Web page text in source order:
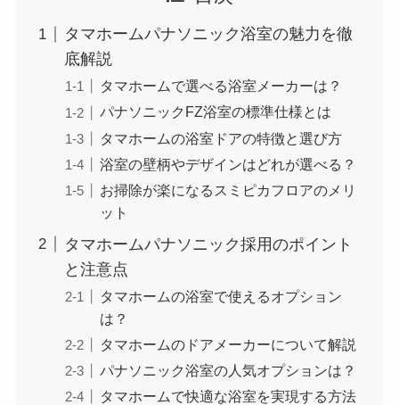
タマホームパナソニック浴室の魅力を徹
底解説
タマホームで選べる浴室メーカーは？
パナソニックFZ浴室の標準仕様とは
タマホームの浴室ドアの特徴と選び方
浴室の壁柄やデザインはどれが選べる？
お掃除が楽になるスミピカフロアのメリ
ット
タマホームパナソニック採用のポイント
と注意点
タマホームの浴室で使えるオプション
は？
タマホームのドアメーカーについて解説
パナソニック浴室の人気オプションは？
タマホームで快適な浴室を実現する方法